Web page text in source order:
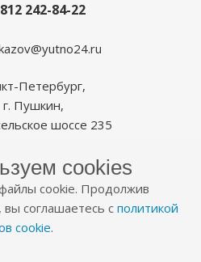
242-84-22
Петербург,
г. Пушкин,
шоссе 235
cookies
cookie. Продолжив
вы соглашаетесь с политикой
cookie.